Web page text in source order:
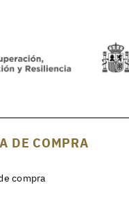
DE COMPRA
compra